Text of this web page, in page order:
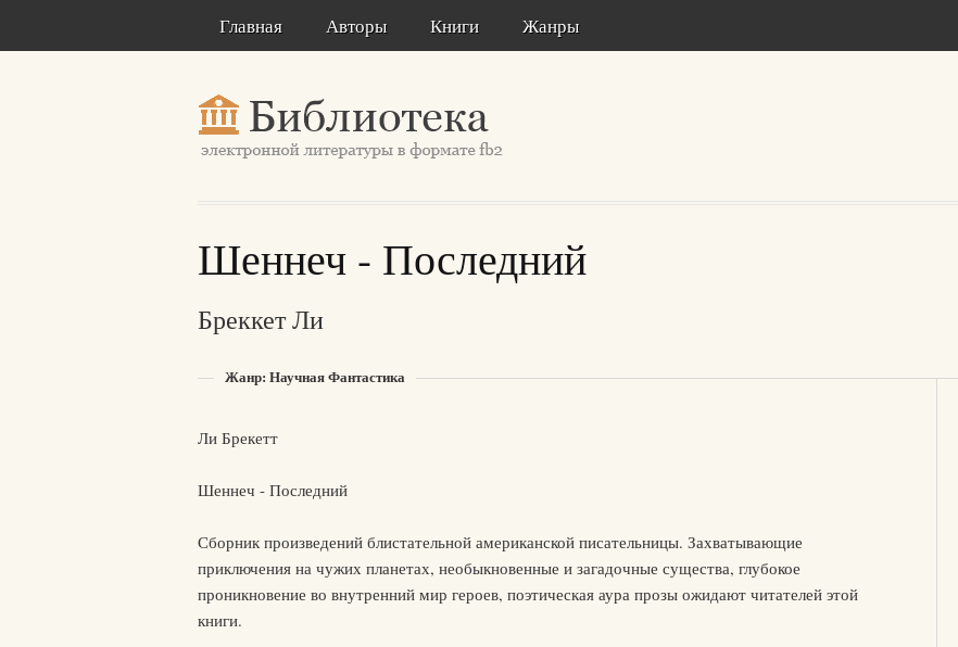
Главная Авторы Книги Жанры
Шеннеч - Последний
Бреккет Ли
Жанр: Научная Фантастика
Ли Брекетт
Шеннеч - Последний
Сборник произведений блистательной американской писательницы. Захватывающие
приключения на чужих планетах, необыкновенные и загадочные существа, глубокое
проникновение во внутренний мир героев, поэтическая аура прозы ожидают читателей этой
книги.